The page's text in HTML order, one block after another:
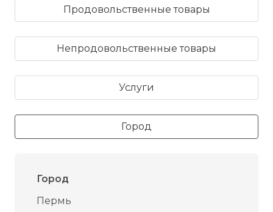
Продовольственные товары
Непродовольственные товары
Услуги
Город
Город
Пермь